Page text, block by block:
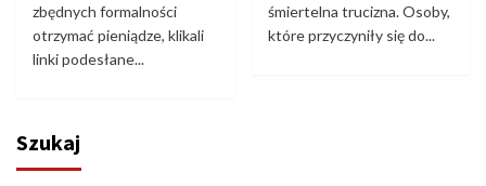
zbędnych formalności
otrzymać pieniądze, klikali
linki podesłane...
śmiertelna trucizna. Osoby,
które przyczyniły się do...
Szukaj